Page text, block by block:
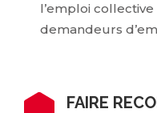
l’emploi
demandeurs
FAIRE